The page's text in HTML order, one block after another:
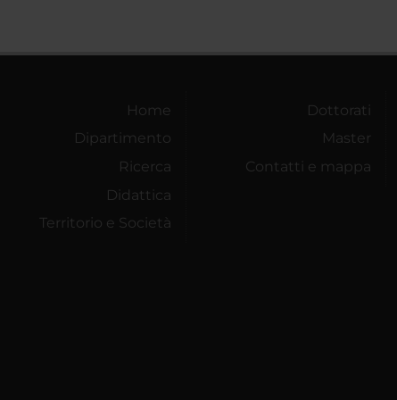
Home
Dipartimento
Ricerca
Didattica
Territorio e Società
Dottorati
Master
Contatti e mappa